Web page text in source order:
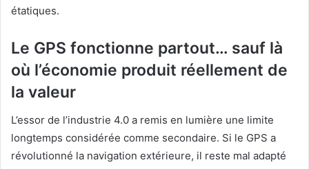
étatiques.
Le GPS fonctionne partout… sauf là
où l’économie produit réellement de
la valeur
L’essor de l’industrie 4.0 a remis en lumière une limite
longtemps considérée comme secondaire. Si le GPS a
révolutionné la navigation extérieure, il reste mal adapté